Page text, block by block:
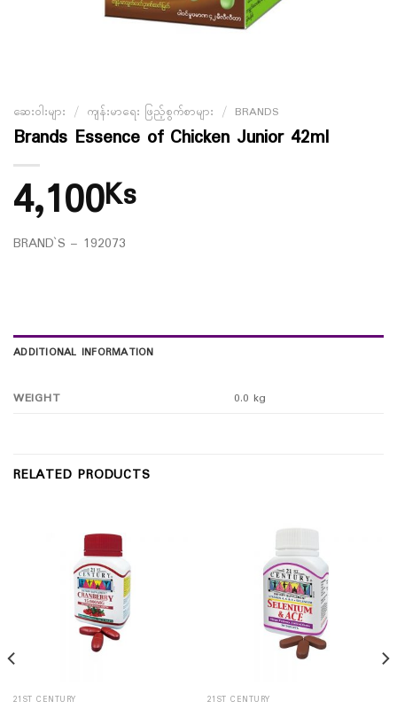
ဆေးဝါးများ / ကျန်းမာရေး ဖြည့်စွက်စာများ / BRANDS
Brands Essence of Chicken Junior 42ml
4,100Ks
BRAND`S – 192073
ADDITIONAL INFORMATION
WEIGHT 0.0 kg
RELATED PRODUCTS
21ST CENTURY 21ST CENTURY